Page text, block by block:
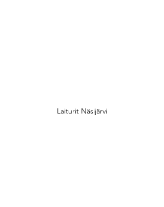
Laiturit Näsijärvi